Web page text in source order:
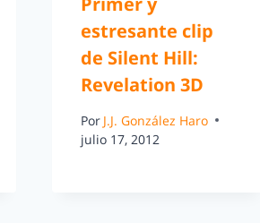
estresante clip
de Silent Hill:
Revelation 3D
Por J.J. González Haro
julio 17, 2012